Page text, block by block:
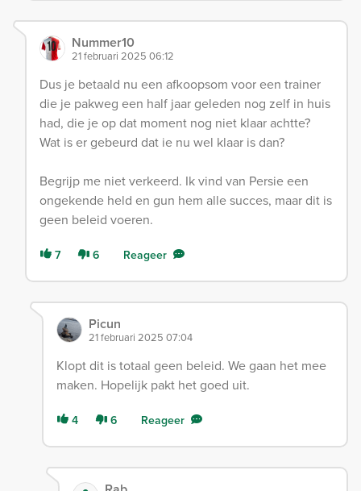
Nummer10
21 februari 2025 06:12
Dus je betaald nu een afkoopsom voor een trainer
die je pakweg een half jaar geleden nog zelf in huis
had, die je op dat moment nog niet klaar achtte?
Wat is er gebeurd dat ie nu wel klaar is dan?
Begrijp me niet verkeerd. Ik vind van Persie een
ongekende held en gun hem alle succes, maar dit is
geen beleid voeren.
7 6 Reageer
Picun
21 februari 2025 07:04
Klopt dit is totaal geen beleid. We gaan het mee
maken. Hopelijk pakt het goed uit.
4 6 Reageer